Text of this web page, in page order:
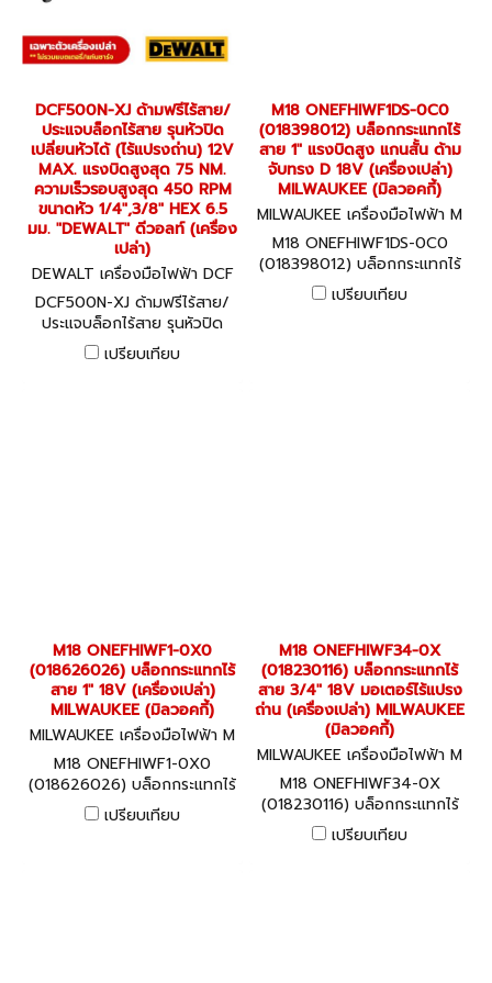
DCF500N-XJ ด้ามฟรีไร้สาย/
ประแจบล็อกไร้สาย รุนหัวปิด
เปลี่ยนหัวได้ (ไร้แปรงถ่าน) 12V
MAX. แรงบิดสูงสุด 75 NM.
ความเร็วรอบสูงสุด 450 RPM
ขนาดหัว 1/4",3/8" HEX 6.5
มม. "DEWALT" ดีวอลท์ (เครื่อง
เปล่า)
DEWALT เครื่องมือไฟฟ้า DCF
500N-XJ
DCF500N-XJ ด้ามฟรีไร้สาย/
ประแจบล็อกไร้สาย รุนหัวปิด
เปลี่ยนหัวได้ (ไร้แปรงถ่าน) 12V
MAX. แรงบิดสูงสุด 75 NM.
เปรียบเทียบ
M18 ONEFHIWF1DS-0C0
(018398012) บล็อกกระแทกไร้
สาย 1" แรงบิดสูง แกนสั้น ด้าม
จับทรง D 18V (เครื่องเปล่า)
MILWAUKEE (มิลวอคกี้)
MILWAUKEE เครื่องมือไฟฟ้า M
18 ONEFHIWF1DS-0C0 (0183
98012)
M18 ONEFHIWF1DS-0C0
(018398012) บล็อกกระแทกไร้
สาย 1" แรงบิดสูง แกนสั้น ด้าม
จับทรง D 18V (เครื่องเปล่า)
เปรียบเทียบ
M18 ONEFHIWF1-0X0
(018626026) บล็อกกระแทกไร้
สาย 1" 18V (เครื่องเปล่า)
MILWAUKEE (มิลวอคกี้)
MILWAUKEE เครื่องมือไฟฟ้า M
18 ONEFHIWF1-0X0 (01862
6026)
M18 ONEFHIWF1-0X0
(018626026) บล็อกกระแทกไร้
สาย 1" 18V (เครื่องเปล่า)
MILWAUKEE (มิลวอคกี้)
เปรียบเทียบ
M18 ONEFHIWF34-0X
(018230116) บล็อกกระแทกไร้
สาย 3/4" 18V มอเตอร์ไร้แปรง
ถ่าน (เครื่องเปล่า) MILWAUKEE
(มิลวอคกี้)
MILWAUKEE เครื่องมือไฟฟ้า M
18 ONEFHIWF34-0X (01823
0116)
M18 ONEFHIWF34-0X
(018230116) บล็อกกระแทกไร้
สาย 3/4" 18V มอเตอร์ไร้แปรง
ถ่าน (เครื่องเปล่า) MILWAUKEE
เปรียบเทียบ